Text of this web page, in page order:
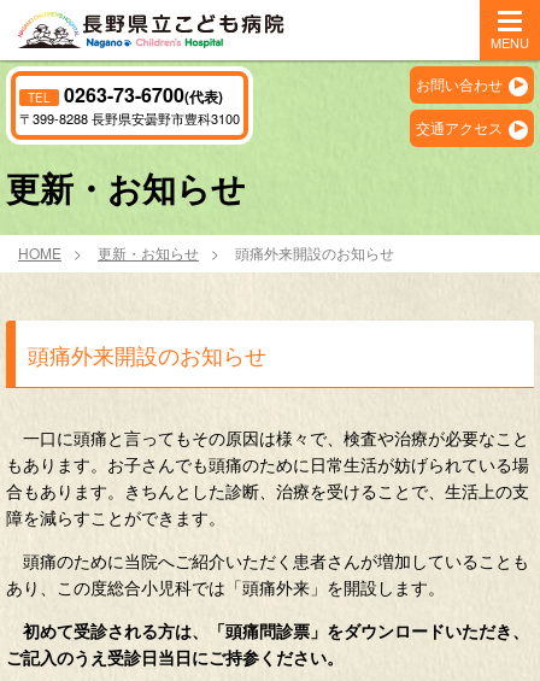
MENU
TEL 0263-73-6700(代表)
〒399-8288 長野県安曇野市豊科3100
お問い合わせ
交通アクセス
更新・お知らせ
HOME 更新・お知らせ 頭痛外来開設のお知らせ
頭痛外来開設のお知らせ
一口に頭痛と言ってもその原因は様々で、検査や治療が必要なこと
もあります。お子さんでも頭痛のために日常生活が妨げられている場
合もあります。きちんとした診断、治療を受けることで、生活上の支
障を減らすことができます。
頭痛のために当院へご紹介いただく患者さんが増加していることも
あり、この度総合小児科では「頭痛外来」を開設します。
初めて受診される方は、「頭痛問診票」をダウンロードいただき、
ご記入のうえ受診日当日にご持参ください。